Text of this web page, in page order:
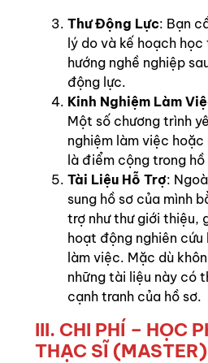
Thư Động Lực: Bạn
lý do và kế hoạch
hướng nghề nghiệp
động lực.
Kinh Nghiệm Làm
Một số chương trình
nghiệm làm việc
là điểm cộng trong hồ
Tài Liệu Hỗ Trợ:
sung hồ sơ của mình
trợ như thư giới thiệu,
hoạt động nghiên cứu
làm việc. Mặc dù
những tài liệu này có
cạnh tranh của hồ sơ.
III. CHI PHÍ – HỌC
THẠC SĨ